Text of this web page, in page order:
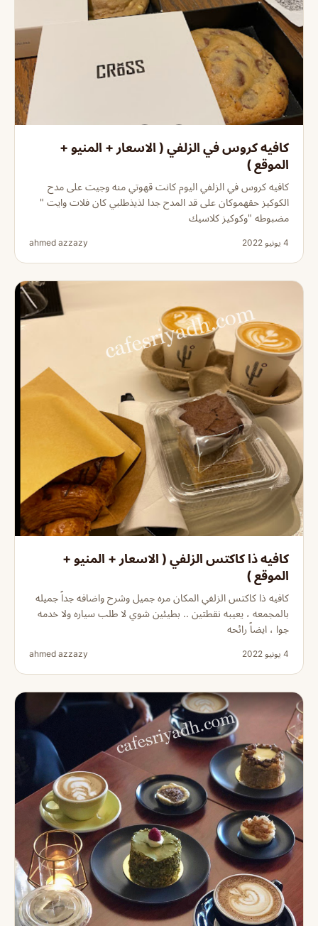
كافيه كروس في الزلفي ( الاسعار + المنيو +
الموقع )
كافيه كروس في الزلفي اليوم كانت قهوتي منه وجيت على مدح
الكوكيز حقهموكان على قد المدح جدا لذيذطلبي كان فلات وايت "
مضبوطه "وكوكيز كلاسيك
4 يونيو 2022 ahmed azzazy
كافيه ذا كاكتس الزلفي ( الاسعار + المنيو +
الموقع )
كافيه ذا كاكتس الزلفي المكان مره جميل وشرح واضافه جداً جميله
بالمجمعه ، يعيبه نقطتين .. بطيئين شوي لا طلب سياره ولا خدمه
جوا ، ايضاً رائحه
4 يونيو 2022 ahmed azzazy